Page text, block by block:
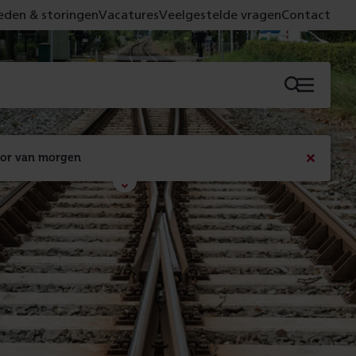
van morgen
Met de campagne 'Voor 't spoor naar morgen' laten
we zien wat er vandaag gebeurt en wat dat -
figuurlijk gezien - morgen oplevert.
sluiten
& storingenVacaturesVeelgestelde vragenContact
Menu